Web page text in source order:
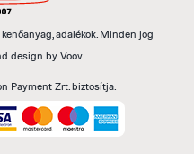
adalékok. Minden jog
design by Voov
Payment Zrt. biztosítja.